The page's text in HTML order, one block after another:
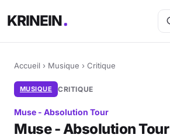
KRINEIN
Accueil › Musique › Critique
MUSIQUE CRITIQUE
Muse - Absolution Tour
Muse - Absolution Tour